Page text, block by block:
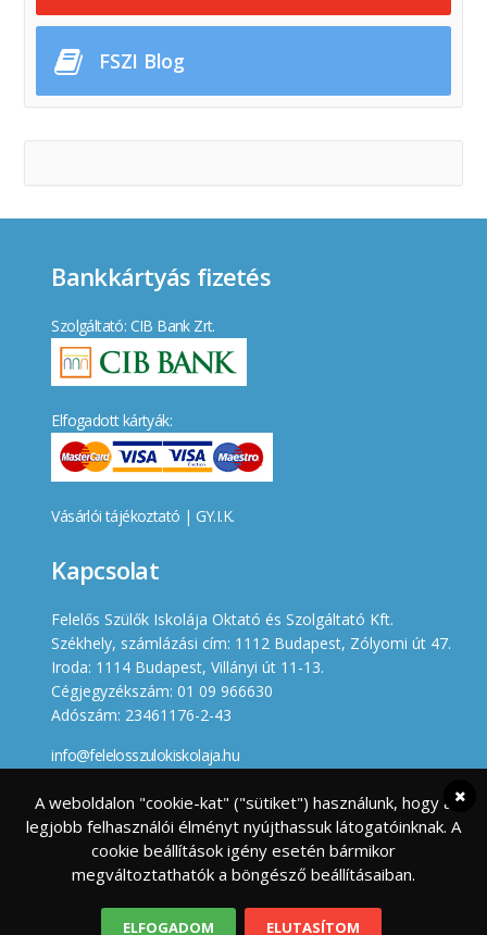
FSZI Blog
Bankkártyás fizetés
Szolgáltató: CIB Bank Zrt.
Elfogadott kártyák:
Vásárlói tájékoztató | GY.I.K.
Kapcsolat
Felelős Szülők Iskolája Oktató és Szolgáltató Kft.
Székhely, számlázási cím: 1112 Budapest, Zólyomi út 47.
Iroda: 1114 Budapest, Villányi út 11-13.
Cégjegyzékszám: 01 09 966630
Adószám: 23461176-2-43
info@felelosszulokiskolaja.hu
A weboldalon "cookie-kat" ("sütiket") használunk, hogy a
legjobb felhasználói élményt nyújthassuk látogatóinknak. A
cookie beállítások igény esetén bármikor
megváltoztathatók a böngésző beállításaiban.
ELFOGADOM ELUTASÍTOM